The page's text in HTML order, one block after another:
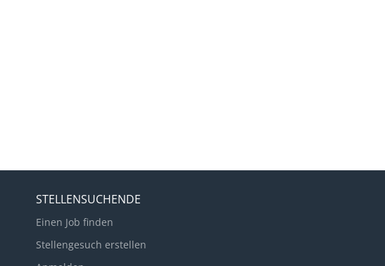
STELLENSUCHENDE
Einen Job finden
Stellengesuch erstellen